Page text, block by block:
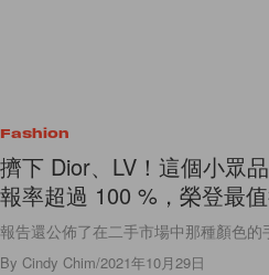
Fashion
擠下 Dior、LV！這個小眾
報率超過 100 %，榮登最
報告還公佈了在二手市場中那種顏色的
By Cindy Chim/2021年10月29日